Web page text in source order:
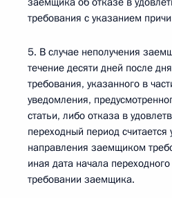
требования с указанием
5. В случае неполучения
течение десяти дней после
требования, указанного в
уведомления,
статьи, либо отказа в
переходный период
направления заемщиком
иная дата начала
требовании заемщика.